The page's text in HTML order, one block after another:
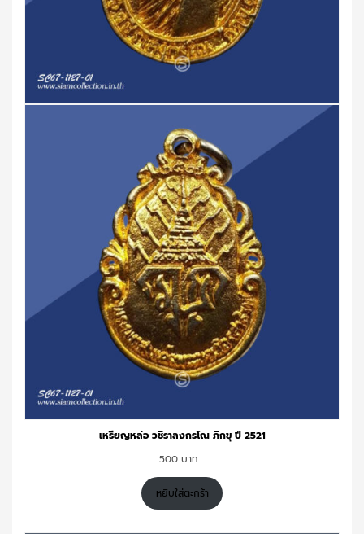
เหรียญหล่อ วชิราลงกรโณ ภิกขุ ปี 2521
500
หยิบใส่ตะกร้า